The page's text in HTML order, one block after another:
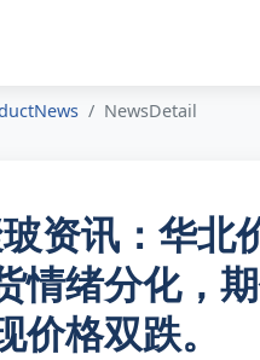
NewsDetail
资讯：华北
情绪分化，
价格双跌。